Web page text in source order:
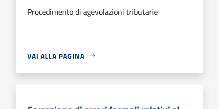
Procedimento di agevolazioni tributarie
VAI ALLA PAGINA